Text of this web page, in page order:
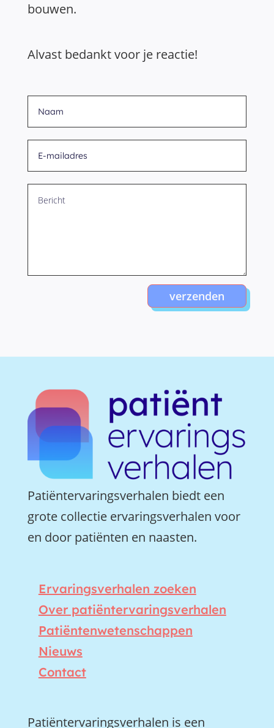
bouwen.
Alvast bedankt voor je reactie!
verzenden
Patiëntervaringsverhalen biedt een
grote collectie ervaringsverhalen voor
en door patiënten en naasten.
Ervaringsverhalen zoeken
Over patiëntervaringsverhalen
Patiëntenwetenschappen
Nieuws
Contact
Patiëntervaringsverhalen is een